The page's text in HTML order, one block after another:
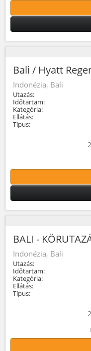
Bali / Hyatt
Indonézia, Bali
Utazás:
Időtartam:
Kategória:
Ellátás:
Típus:
BALI -
Indonézia, Bali
Utazás:
Időtartam:
Kategória:
Ellátás:
Típus: